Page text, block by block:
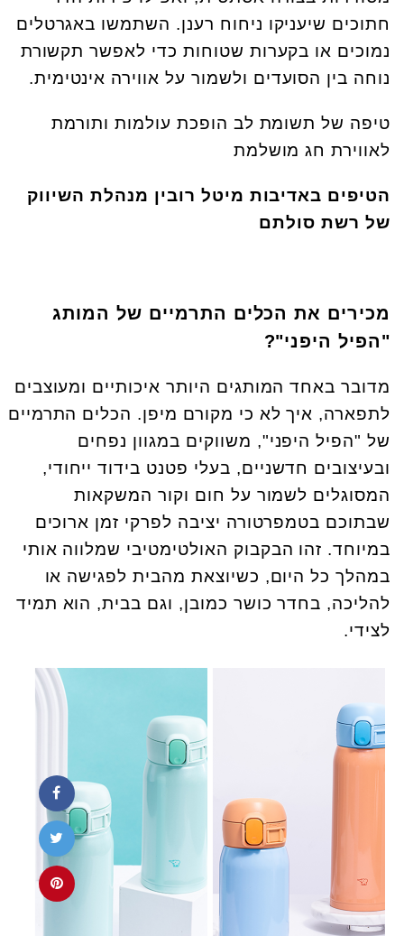
חתוכים שיעניקו ניחוח רענן. השתמשו באגרטלים
נמוכים או בקערות שטוחות כדי לאפשר תקשורת
נוחה בין הסועדים ולשמור על אווירה אינטימית.
טיפה של תשומת לב הופכת עולמות ותורמת
לאווירת חג מושלמת
הטיפים באדיבות מיטל רובין מנהלת השיווק
של רשת סולתם
מכירים את הכלים התרמיים של המותג
"הפיל היפני"?
מדובר באחד המותגים היותר איכותיים ומעוצבים
לתפארה, איך לא כי מקורם מיפן. הכלים התרמיים
של "הפיל היפני", משווקים במגוון נפחים
ובעיצובים חדשניים, בעלי פטנט בידוד ייחודי,
המסוגלים לשמור על חום וקור המשקאות
שבתוכם בטמפרטורה יציבה לפרקי זמן ארוכים
במיוחד. זהו הבקבוק האולטימטיבי שמלווה אותי
במהלך כל היום, כשיוצאת מהבית לפגישה או
להליכה, בחדר כושר כמובן, וגם בבית, הוא תמיד
לצידי.